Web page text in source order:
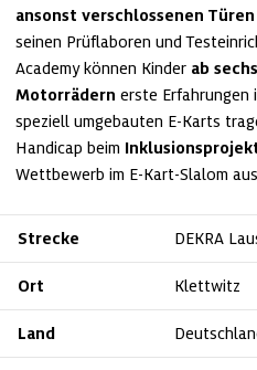
ansonst verschlossenen
seinen Prüflaboren und
Academy können Kinder ab
Motorrädern erste Erfahrungen
speziell umgebauten E-Karts
Handicap beim
Wettbewerb im E-Kart-Slalom
Strecke DEKRA
Ort Klettwitz
Land